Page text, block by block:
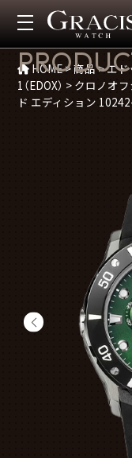
商品紹介
HOME>商品>エド
1（EDOX） > クロノオ
ド エディション